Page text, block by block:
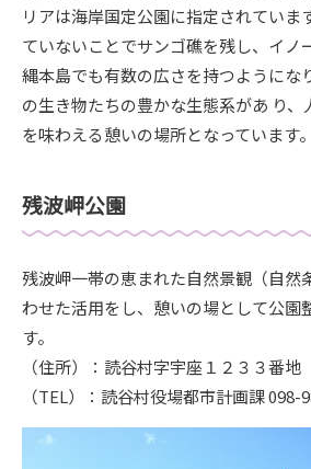
リアは海岸国定公園に指定されていま
ていないことでサンゴ礁を残し、イノ
縄本島でも有数の広さを持つようにな
の生き物たちの豊かな生態系があ り、
を味わえる憩いの場所となっています。
残波岬公園
残波岬一帯の恵まれた自然景観（自然
わせた活用をし、憩いの場として公園
す。
（住所）：読谷村字宇座１２３３番地
（TEL）：読谷村役場都市計画課 098-